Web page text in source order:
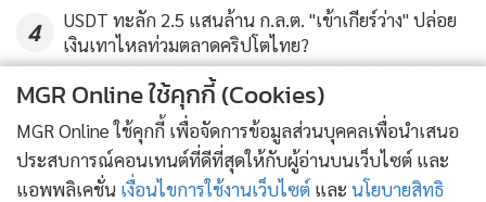
นอกจากนั้น ปัจจัยสนับสนุนล่าสุดยังรวมถึงการที่ธนาคารกลาง
สหรัฐฯ (เฟด) ส่งสัญญาณว่า จะลดดอกเบี้ยในช่วงฤดูใบไม้ผลิ ซึ่ง
มาร์คัส ธีเลน จาก 10x Research ชี้ว่า ช่วงที่ดอกเบี้ยสูง สินทรัพย์
เสี่ยงอย่างบิตคอยน์ที่มีสภาพคล่องและความผันผวนสูง มักมี
แรงดึงดูดน้อยลง
4
USDT ทะลัก 2.5 แสนล้าน ก.ล.ต. "เข้าเกียร์ว่าง" ปล่อย
เงินเทาไหลท่วมตลาดคริปโตไทย?
ข่าวอื่นในหมวด
MGR Online ใช้คุกกี้ (Cookies)
MGR Online ใช้คุกกี้ เพื่อจัดการข้อมูลส่วนบุคคลเพื่อนำเสนอ
ประสบการณ์คอนเทนต์ที่ดีที่สุดให้กับผู้อ่านบนเว็บไซต์ และ
แอพพลิเคชั่น เงื่อนไขการใช้งานเว็บไซต์ และ นโยบายสิทธิ